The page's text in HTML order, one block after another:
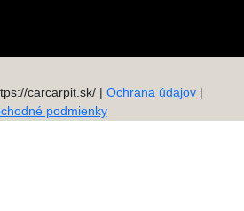
carcarpit.sk/ | Ochrana údajov |
podmienky